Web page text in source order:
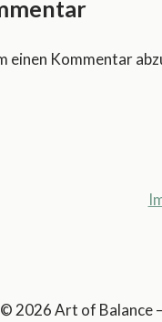
einen Kommentar
© 2026 Art of Balance